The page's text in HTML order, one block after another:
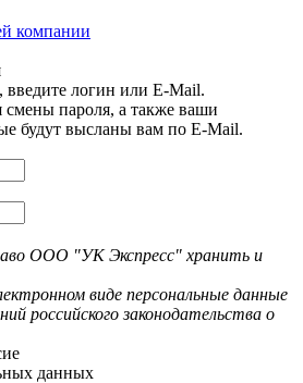
компании
логин или E-Mail.
смены пароля, а также ваши
будут высланы вам по E-Mail.
ООО "УК Экспресс" хранить и
виде персональные данные
российского законодательства о
данных